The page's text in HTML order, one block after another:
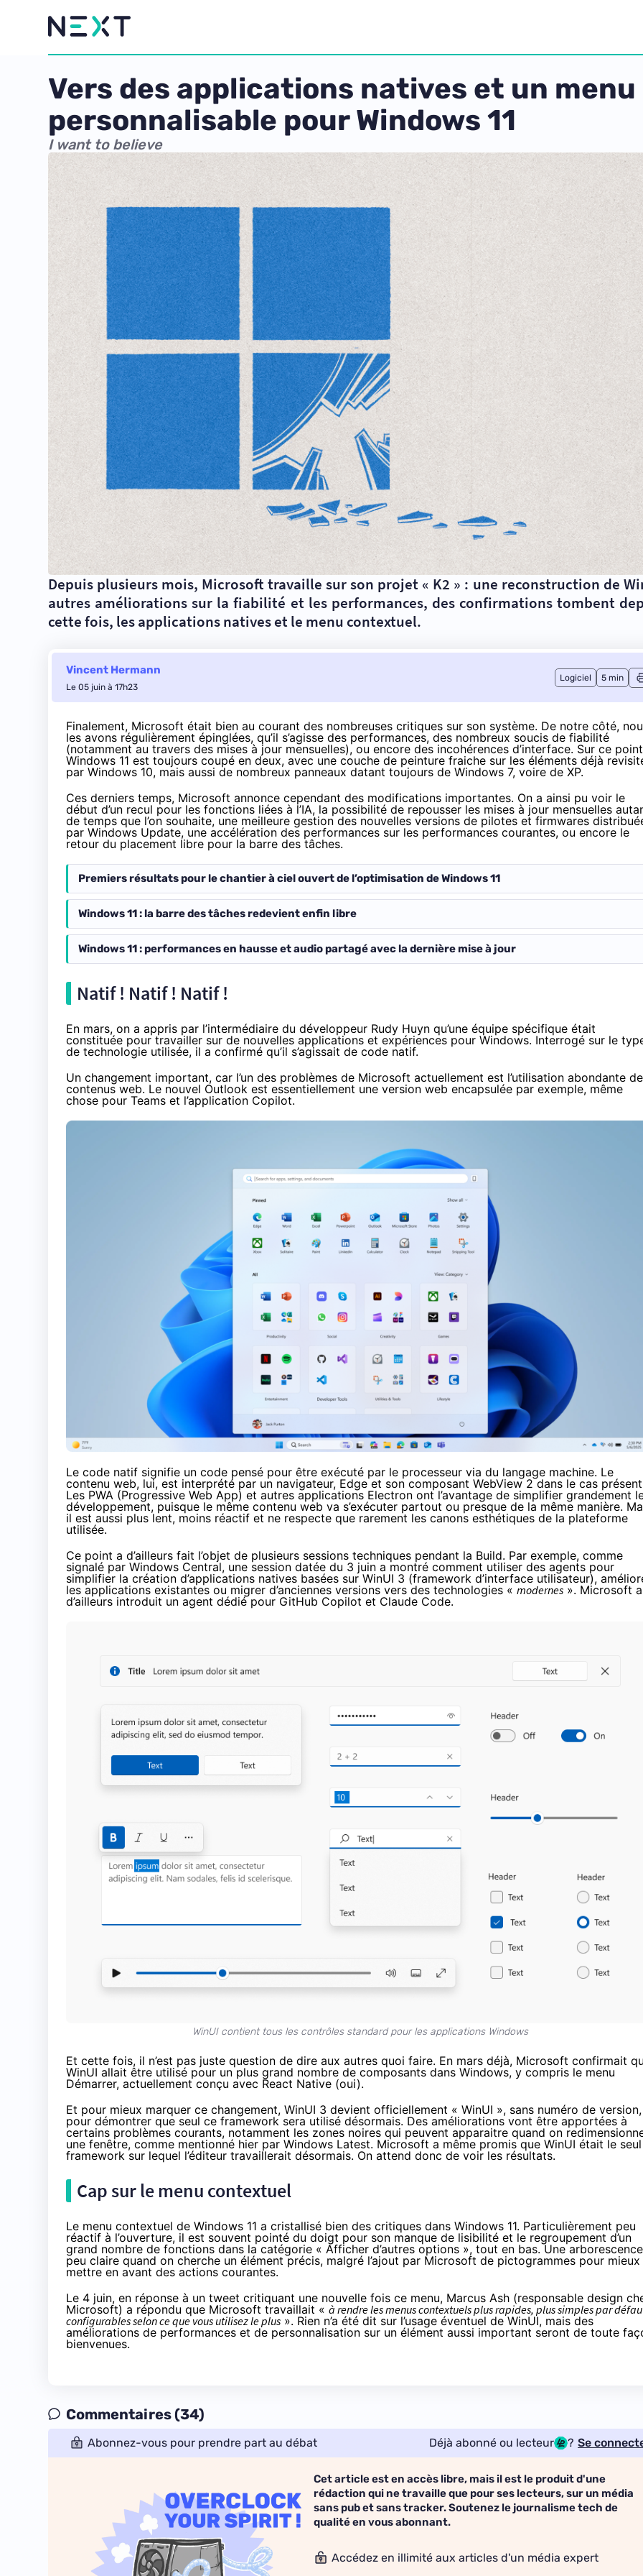
Vers des applications natives et un
personnalisable pour Windows 11
I want to believe
Depuis plusieurs mois, Microsoft travaille sur son projet « K2 » : une reconstruction de
autres améliorations sur la fiabilité et les performances, des confirmations tombent
cette fois, les applications natives et le menu contextuel.
Vincent Hermann
Le 05 juin à 17h23
Logiciel 5 min
Finalement, Microsoft était bien au courant des nombreuses critiques sur son système. De notre côté,
les avons régulièrement épinglées, qu’il s’agisse des performances, des nombreux soucis de fiabilité
(notamment au travers des mises à jour mensuelles), ou encore des incohérences d’interface. Sur ce
Windows 11 est toujours coupé en deux, avec une couche de peinture fraiche sur les éléments déjà
par Windows 10, mais aussi de nombreux panneaux datant toujours de Windows 7, voire de XP.
Ces derniers temps, Microsoft annonce cependant des modifications importantes. On a ainsi pu voir le
début d’un recul pour les fonctions liées à l’IA, la possibilité de repousser les mises à jour mensuelles
de temps que l’on souhaite, une meilleure gestion des nouvelles versions de pilotes et firmwares
par Windows Update, une accélération des performances sur les performances courantes, ou encore le
retour du placement libre pour la barre des tâches.
Premiers résultats pour le chantier à ciel ouvert de l’optimisation de Windows 11
Windows 11 : la barre des tâches redevient enfin libre
Windows 11 : performances en hausse et audio partagé avec la dernière mise à jour
Natif ! Natif ! Natif !
En mars, on a appris par l’intermédiaire du développeur Rudy Huyn qu’une équipe spécifique était
constituée pour travailler sur de nouvelles applications et expériences pour Windows. Interrogé sur le
de technologie utilisée, il a confirmé qu’il s’agissait de code natif.
Un changement important, car l’un des problèmes de Microsoft actuellement est l’utilisation abondante de
contenus web. Le nouvel Outlook est essentiellement une version web encapsulée par exemple, même
chose pour Teams et l’application Copilot.
Le code natif signifie un code pensé pour être exécuté par le processeur via du langage machine. Le
contenu web, lui, est interprété par un navigateur, Edge et son composant WebView 2 dans le cas
Les PWA (Progressive Web App) et autres applications Electron ont l’avantage de simplifier grandement
développement, puisque le même contenu web va s’exécuter partout ou presque de la même manière.
il est aussi plus lent, moins réactif et ne respecte que rarement les canons esthétiques de la plateforme
utilisée.
Ce point a d’ailleurs fait l’objet de plusieurs sessions techniques pendant la Build. Par exemple, comme
signalé par Windows Central, une session datée du 3 juin a montré comment utiliser des agents pour
simplifier la création d’applications natives basées sur WinUI 3 (framework d’interface utilisateur),
les applications existantes ou migrer d’anciennes versions vers des technologies « modernes ». Microsoft a
d’ailleurs introduit un agent dédiépour GitHub Copilot et Claude Code.
WinUI contient tous les contrôles standard pour les applications Windows
Et cette fois, il n’est pas juste question de dire aux autres quoi faire. En mars déjà, Microsoft confirmait
WinUI allait être utilisé pour un plus grand nombre de composants dans Windows, y compris le menu
Démarrer, actuellement conçu avec React Native (oui).
Et pour mieux marquer ce changement, WinUI 3 devient officiellement « WinUI », sans numéro de version,
pour démontrer que seul ce framework sera utilisé désormais. Des améliorations vont être apportées à
certains problèmes courants, notamment les zones noires qui peuvent apparaitre quand on
une fenêtre, comme mentionné hier par Windows Latest. Microsoft a même promis que WinUI était le seul
framework sur lequel l’éditeur travaillerait désormais. On attend donc de voir les résultats.
Cap sur le menu contextuel
Le menu contextuel de Windows 11 a cristallisé bien des critiques dans Windows 11. Particulièrement peu
réactif à l’ouverture, il est souvent pointé du doigt pour son manque de lisibilité et le regroupement d’un
grand nombre de fonctions dans la catégorie « Afficher d’autres options », tout en bas. Une arborescence
peu claire quand on cherche un élément précis, malgré l’ajout par Microsoft de pictogrammes pour mieux
mettre en avant des actions courantes.
Le 4 juin, en réponse à un tweet critiquant une nouvelle fois ce menu, Marcus Ash (responsable design
Microsoft) a répondu que Microsoft travaillait « à rendre les menus contextuels plus rapides, plus simples par
configurables selon ce que vous utilisez le plus ». Rien n’a été dit sur l’usage éventuel de WinUI, mais des
améliorations de performances et de personnalisation sur un élément aussi important seront de toute
bienvenues.
Commentaires (34)
Abonnez-vous pour prendre part au débat Déjà abonné ou lecteur ? Se
Cet article est en accès libre, mais il est le produit d'une
rédaction qui ne travaille que pour ses lecteurs, sur un média
sans pub et sans tracker. Soutenez le journalisme tech de
qualité en vous abonnant.
Accédez en illimité aux articles d'un média expert